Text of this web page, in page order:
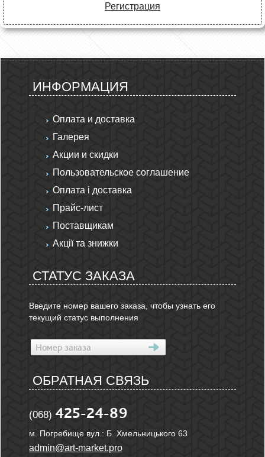
Регистрация
ИНФОРМАЦИЯ
Оплата и доставка
Галерея
Акции и скидки
Пользовательское соглашение
Оплата і доставка
Прайс-лист
Поставщикам
Акції та знижки
СТАТУС ЗАКАЗА
Введите номер вашего заказа, чтобы узнать его
текущий статус выполнения
ОБРАТНАЯ СВЯЗЬ
(068) 425-24-89
м. Погребище вул.: Б. Хмельницького 63
admin@art-market.pro